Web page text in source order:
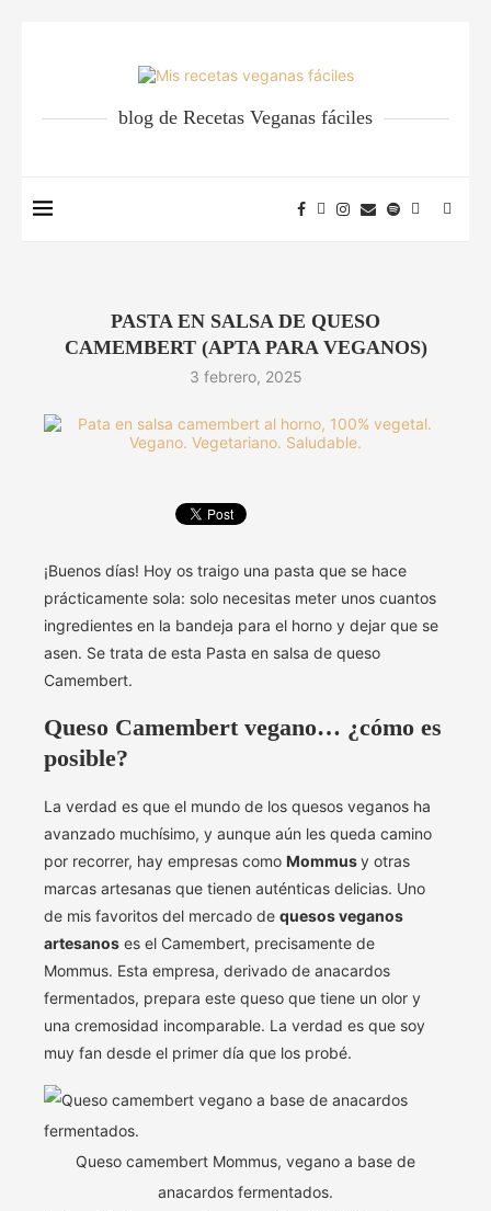
blog de Recetas Veganas fáciles
PASTA EN SALSA DE QUESO
CAMEMBERT (APTA PARA VEGANOS)
3 febrero, 2025
¡Buenos días! Hoy os traigo una pasta que se hace
prácticamente sola: solo necesitas meter unos cuantos
ingredientes en la bandeja para el horno y dejar que se
asen. Se trata de esta Pasta en salsa de queso
Camembert.
Queso Camembert vegano… ¿cómo es
posible?
La verdad es que el mundo de los quesos veganos ha
avanzado muchísimo, y aunque aún les queda camino
por recorrer, hay empresas como Mommusy otras
marcas artesanas que tienen auténticas delicias. Uno
de mis favoritos del mercado de quesos veganos
artesanos es el Camembert, precisamente de
Mommus. Esta empresa, derivado de anacardos
fermentados, prepara este queso que tiene un olor y
una cremosidad incomparable. La verdad es que soy
muy fan desde el primer día que los probé.
Queso camembert Mommus, vegano a base de
anacardos fermentados.